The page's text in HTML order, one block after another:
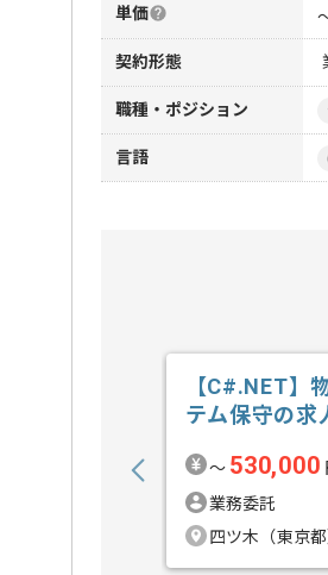
単価
契約形態
職種・ポジション
言語
【C#.NET】
テム保守の求
〜 530,000
業務委託
四ツ木（東京都